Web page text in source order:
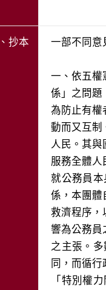
抄本 一部
一、依五權
係」之問題
為防止有權
動而又互制
人民。其與
服務全體人
就公務員
係，本團體
救濟程序，
響為公務員
之主張。
同，而循行
「特別權